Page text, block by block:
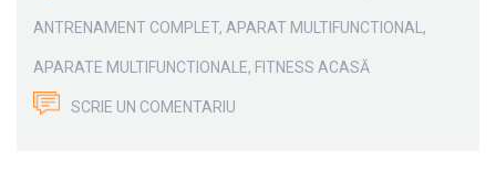
ANTRENAMENT COMPLET, APARAT MULTIFUNCTIONAL ,
APARATE MULTIFUNCTIONALE, FITNESS ACASĂ
SCRIE UN COMENTARIU